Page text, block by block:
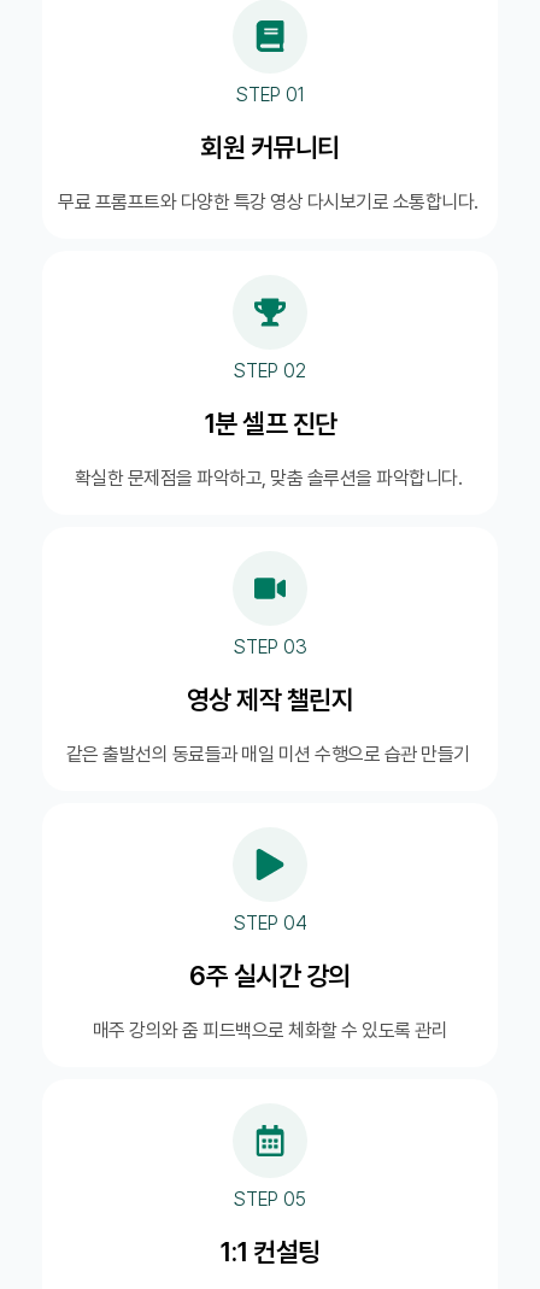
STEP 01
회원 커뮤니티
무료 프롬프트와 다양한 특강 영상 다시보기로 소통합니다.
STEP 02
1분 셀프 진단
확실한 문제점을 파악하고, 맞춤 솔루션을 파악합니다.
STEP 03
영상 제작 챌린지
같은 출발선의 동료들과 매일 미션 수행으로 습관 만들기
STEP 04
6주 실시간 강의
매주 강의와 줌 피드백으로 체화할 수 있도록 관리
STEP 05
1:1 컨설팅